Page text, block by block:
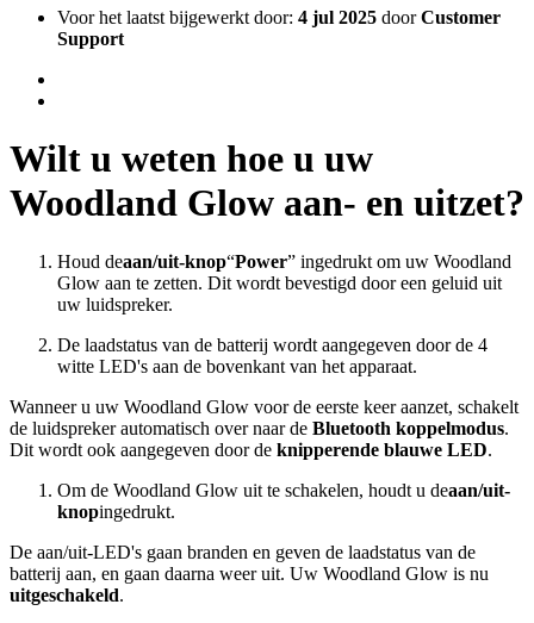
Voor het laatst bijgewerkt door: 4 jul 2025 doorCustomer
Support
Wilt u weten hoe u uw
Woodland Glow aan- en uitzet?
Houd deaan/uit-knop“Power” ingedrukt om uw Woodland
Glow aan te zetten. Dit wordt bevestigd door een geluid uit
uw luidspreker.
De laadstatus van de batterij wordt aangegeven door de 4
witte LED's aan de bovenkant van het apparaat.
Wanneer u uw Woodland Glow voor de eerste keer aanzet, schakelt
de luidspreker automatisch over naar de Bluetooth koppelmodus.
Dit wordt ook aangegeven door de knipperende blauwe LED.
Om de Woodland Glow uit te schakelen, houdt u deaan/uit-
knopingedrukt.
De aan/uit-LED's gaan branden en geven de laadstatus van de
batterij aan, en gaan daarna weer uit. Uw Woodland Glow is nu
uitgeschakeld.